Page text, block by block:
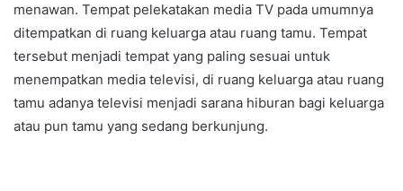
menawan. Tempat pelekatakan media TV pada umumnya
ditempatkan di ruang keluarga atau ruang tamu. Tempat
tersebut menjadi tempat yang paling sesuai untuk
menempatkan media televisi, di ruang keluarga atau ruang
tamu adanya televisi menjadi sarana hiburan bagi keluarga
atau pun tamu yang sedang berkunjung.